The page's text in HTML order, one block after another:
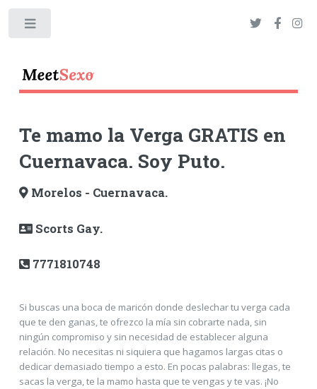
Te mamo la Verga GRATIS en
Cuernavaca. Soy Puto.
Morelos - Cuernavaca.
Scorts Gay.
7771810748
Si buscas una boca de maricón donde deslechar tu verga cada
que te den ganas, te ofrezco la mía sin cobrarte nada, sin
ningún compromiso y sin necesidad de establecer alguna
relación. No necesitas ni siquiera que hagamos largas citas o
dedicar demasiado tiempo a esto. En pocas palabras: llegas, te
sacas la verga, te la mamo hasta que te vengas y te vas. ¡No